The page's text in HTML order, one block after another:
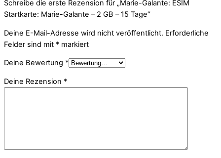
Schreibe die erste Rezension für „Marie-Galante: ESIM
Startkarte: Marie-Galante – 2 GB – 15 Tage“
Deine E-Mail-Adresse wird nicht veröffentlicht. Erforderliche
Felder sind mit * markiert
Deine Bewertung *
Deine Rezension *